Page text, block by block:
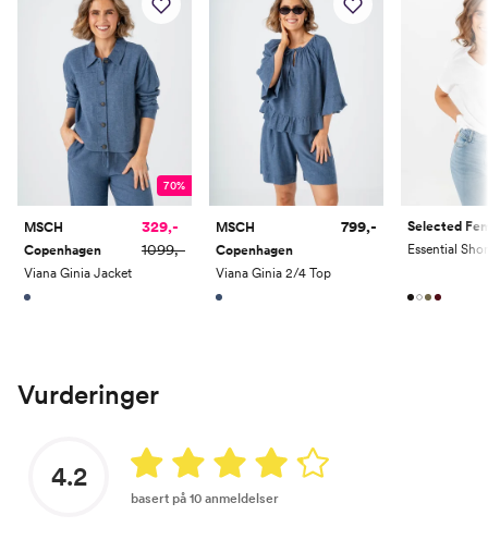
70%
MSCH
Copenhagen
Viana Ginia Jacket
329,-
1099,-
MSCH
Copenhagen
Viana Ginia 2/4 Top
799,- Selected
Vurderinger
4.2
basert på 10 anmeldelser